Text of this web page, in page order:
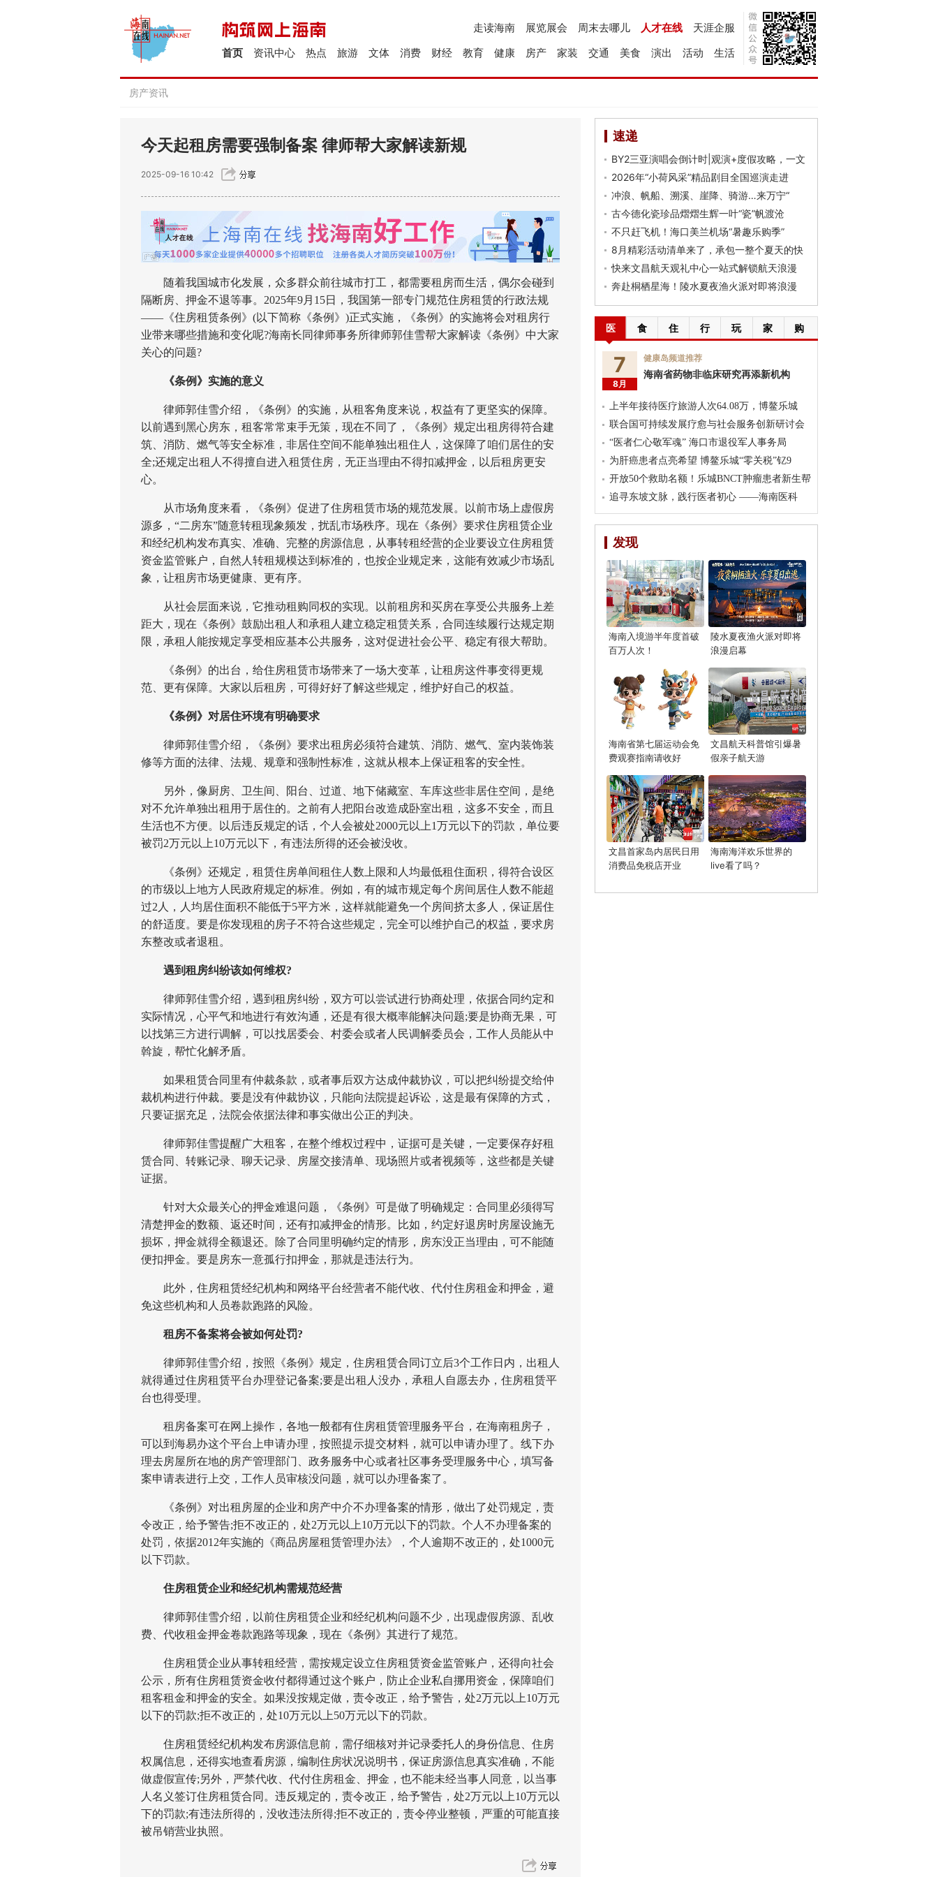
天涯企服
人才在线
周末去哪儿
展览展会
走读海南
生活
活动
演出
美食
交通
家装
房产
健康
教育
财经
消费
文体
旅游
热点
资讯中心
首页
房产资讯
今天起租房需要强制备案 律师帮大家解读新规
2025-09-16 10:42
随着我国城市化发展，众多群众前往城市打工，都需要租房而生活，偶尔会碰到
隔断房、押金不退等事。2025年9月15日，我国第一部专门规范住房租赁的行政法规
——《住房租赁条例》(以下简称《条例》)正式实施，《条例》的实施将会对租房行
业带来哪些措施和变化呢?海南长同律师事务所律师郭佳雪帮大家解读《条例》中大家
关心的问题?
《条例》实施的意义
律师郭佳雪介绍，《条例》的实施，从租客角度来说，权益有了更坚实的保障。
以前遇到黑心房东，租客常常束手无策，现在不同了，《条例》规定出租房得符合建
筑、消防、燃气等安全标准，非居住空间不能单独出租住人，这保障了咱们居住的安
全;还规定出租人不得擅自进入租赁住房，无正当理由不得扣减押金，以后租房更安
心。
从市场角度来看，《条例》促进了住房租赁市场的规范发展。以前市场上虚假房
源多，“二房东”随意转租现象频发，扰乱市场秩序。现在《条例》要求住房租赁企业
和经纪机构发布真实、准确、完整的房源信息，从事转租经营的企业要设立住房租赁
资金监管账户，自然人转租规模达到标准的，也按企业规定来，这能有效减少市场乱
象，让租房市场更健康、更有序。
从社会层面来说，它推动租购同权的实现。以前租房和买房在享受公共服务上差
距大，现在《条例》鼓励出租人和承租人建立稳定租赁关系，合同连续履行达规定期
限，承租人能按规定享受相应基本公共服务，这对促进社会公平、稳定有很大帮助。
《条例》的出台，给住房租赁市场带来了一场大变革，让租房这件事变得更规
范、更有保障。大家以后租房，可得好好了解这些规定，维护好自己的权益。
《条例》对居住环境有明确要求
律师郭佳雪介绍，《条例》要求出租房必须符合建筑、消防、燃气、室内装饰装
修等方面的法律、法规、规章和强制性标准，这就从根本上保证租客的安全性。
另外，像厨房、卫生间、阳台、过道、地下储藏室、车库这些非居住空间，是绝
对不允许单独出租用于居住的。之前有人把阳台改造成卧室出租，这多不安全，而且
生活也不方便。以后违反规定的话，个人会被处2000元以上1万元以下的罚款，单位要
被罚2万元以上10万元以下，有违法所得的还会被没收。
《条例》还规定，租赁住房单间租住人数上限和人均最低租住面积，得符合设区
的市级以上地方人民政府规定的标准。例如，有的城市规定每个房间居住人数不能超
过2人，人均居住面积不能低于5平方米，这样就能避免一个房间挤太多人，保证居住
的舒适度。要是你发现租的房子不符合这些规定，完全可以维护自己的权益，要求房
东整改或者退租。
遇到租房纠纷该如何维权?
律师郭佳雪介绍，遇到租房纠纷，双方可以尝试进行协商处理，依据合同约定和
实际情况，心平气和地进行有效沟通，还是有很大概率能解决问题;要是协商无果，可
以找第三方进行调解，可以找居委会、村委会或者人民调解委员会，工作人员能从中
斡旋，帮忙化解矛盾。
如果租赁合同里有仲裁条款，或者事后双方达成仲裁协议，可以把纠纷提交给仲
裁机构进行仲裁。要是没有仲裁协议，只能向法院提起诉讼，这是最有保障的方式，
只要证据充足，法院会依据法律和事实做出公正的判决。
律师郭佳雪提醒广大租客，在整个维权过程中，证据可是关键，一定要保存好租
赁合同、转账记录、聊天记录、房屋交接清单、现场照片或者视频等，这些都是关键
证据。
针对大众最关心的押金难退问题，《条例》可是做了明确规定：合同里必须得写
清楚押金的数额、返还时间，还有扣减押金的情形。比如，约定好退房时房屋设施无
损坏，押金就得全额退还。除了合同里明确约定的情形，房东没正当理由，可不能随
便扣押金。要是房东一意孤行扣押金，那就是违法行为。
此外，住房租赁经纪机构和网络平台经营者不能代收、代付住房租金和押金，避
免这些机构和人员卷款跑路的风险。
租房不备案将会被如何处罚?
律师郭佳雪介绍，按照《条例》规定，住房租赁合同订立后3个工作日内，出租人
就得通过住房租赁平台办理登记备案;要是出租人没办，承租人自愿去办，住房租赁平
台也得受理。
租房备案可在网上操作，各地一般都有住房租赁管理服务平台，在海南租房子，
可以到海易办这个平台上申请办理，按照提示提交材料，就可以申请办理了。线下办
理去房屋所在地的房产管理部门、政务服务中心或者社区事务受理服务中心，填写备
案申请表进行上交，工作人员审核没问题，就可以办理备案了。
《条例》对出租房屋的企业和房产中介不办理备案的情形，做出了处罚规定，责
令改正，给予警告;拒不改正的，处2万元以上10万元以下的罚款。个人不办理备案的
处罚，依据2012年实施的《商品房屋租赁管理办法》，个人逾期不改正的，处1000元
以下罚款。
住房租赁企业和经纪机构需规范经营
律师郭佳雪介绍，以前住房租赁企业和经纪机构问题不少，出现虚假房源、乱收
费、代收租金押金卷款跑路等现象，现在《条例》其进行了规范。
住房租赁企业从事转租经营，需按规定设立住房租赁资金监管账户，还得向社会
公示，所有住房租赁资金收付都得通过这个账户，防止企业私自挪用资金，保障咱们
租客租金和押金的安全。如果没按规定做，责令改正，给予警告，处2万元以上10万元
以下的罚款;拒不改正的，处10万元以上50万元以下的罚款。
住房租赁经纪机构发布房源信息前，需仔细核对并记录委托人的身份信息、住房
权属信息，还得实地查看房源，编制住房状况说明书，保证房源信息真实准确，不能
做虚假宣传;另外，严禁代收、代付住房租金、押金，也不能未经当事人同意，以当事
人名义签订住房租赁合同。违反规定的，责令改正，给予警告，处2万元以上10万元以
下的罚款;有违法所得的，没收违法所得;拒不改正的，责令停业整顿，严重的可能直接
被吊销营业执照。
速递
BY2三亚演唱会倒计时|观演+度假攻略，一文
2026年“小荷风采”精品剧目全国巡演走进
冲浪、帆船、溯溪、崖降、骑游…来万宁“
古今德化瓷珍品熠熠生辉一叶“瓷”帆渡沧
不只赶飞机！海口美兰机场“暑趣乐购季”
8月精彩活动清单来了，承包一整个夏天的快
快来文昌航天观礼中心一站式解锁航天浪漫
奔赴桐栖星海！陵水夏夜渔火派对即将浪漫
医 食 住 行 玩 家 购
7
8月
健康岛频道推荐
海南省药物非临床研究再添新机构
上半年接待医疗旅游人次64.08万，博鳌乐城
联合国可持续发展疗愈与社会服务创新研讨会
“医者仁心敬军魂” 海口市退役军人事务局
为肝癌患者点亮希望 博鳌乐城“零关税”钇9
开放50个救助名额！乐城BNCT肿瘤患者新生帮
追寻东坡文脉，践行医者初心 ——海南医科
发现
海南入境游半年度首破
百万人次！
陵水夏夜渔火派对即将
浪漫启幕
海南省第七届运动会免
费观赛指南请收好
文昌航天科普馆引爆暑
假亲子航天游
文昌首家岛内居民日用
消费品免税店开业
海南海洋欢乐世界的
live看了吗？